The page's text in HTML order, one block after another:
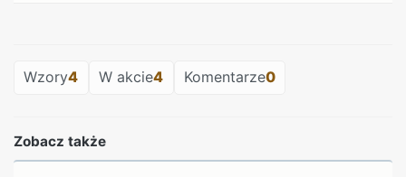
Wzory4 W akcie4 Komentarze0
Zobacz także